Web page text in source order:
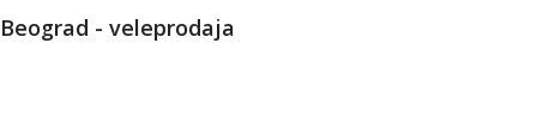
Beograd - veleprodaja